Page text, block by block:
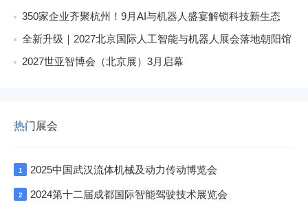
350家企业齐聚杭州！9月AI与机器人盛宴解锁科技新生态
全新升级｜2027北京国际人工智能与机器人展会落地朝阳馆
2027世亚智博会（北京展）3月启幕
热门展会
1 2025中国武汉流体机械及动力传动博览会
2 2024第十二届成都国际智能驾驶技术展览会